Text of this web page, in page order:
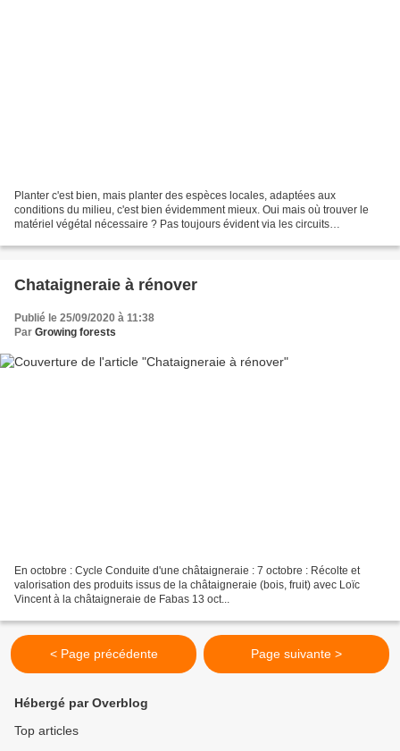
Planter c'est bien, mais planter des espèces locales, adaptées aux
conditions du milieu, c'est bien évidemment mieux. Oui mais où trouver le
matériel végétal nécessaire ? Pas toujours évident via les circuits
Chataigneraie à rénover
Publié le 25/09/2020 à 11:38
Par Growing forests
En octobre : Cycle Conduite d'une châtaigneraie : 7 octobre : Récolte et
valorisation des produits issus de la châtaigneraie (bois, fruit) avec Loïc
Vincent à la châtaigneraie de Fabas 13 oct...
< Page précédente Page suivante >
Hébergé par Overblog
Top articles